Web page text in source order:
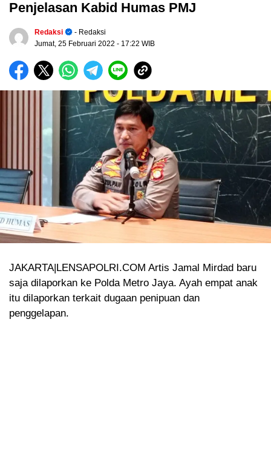
Penjelasan Kabid Humas PMJ
Redaksi
- Redaksi
Jumat, 25 Februari 2022 - 17:22 WIB
JAKARTA|LENSAPOLRI.COM Artis Jamal Mirdad baru
saja dilaporkan ke Polda Metro Jaya. Ayah empat anak
itu dilaporkan terkait dugaan penipuan dan
penggelapan.